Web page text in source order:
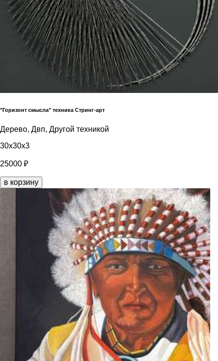
"Горизонт смысла" техника Стринг-арт
Дерево, Двп, Другой техникой
30x30x3
25000 ₽
в корзину